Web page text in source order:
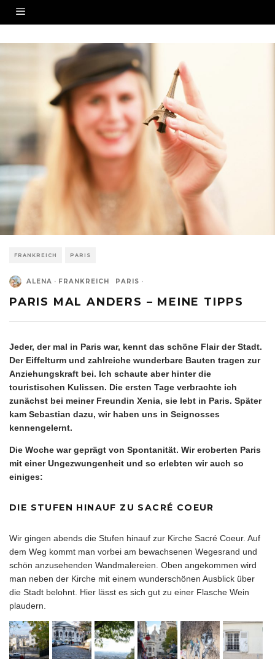
FRANKREICH PARIS
ALENA · FRANKREICH PARIS ·
PARIS MAL ANDERS – MEINE TIPPS
Jeder, der mal in Paris war, kennt das schöne Flair der Stadt.
Der Eiffelturm und zahlreiche wunderbare Bauten tragen zur
Anziehungskraft bei. Ich schaute aber hinter die
touristischen Kulissen. Die ersten Tage verbrachte ich
zunächst bei meiner Freundin Xenia, sie lebt in Paris. Später
kam Sebastian dazu, wir haben uns in Seignosses
kennengelernt.
Die Woche war geprägt von Spontanität. Wir eroberten Paris
mit einer Ungezwungenheit und so erlebten wir auch so
einiges:
DIE STUFEN HINAUF ZU SACRÉ COEUR
Wir gingen abends die Stufen hinauf zur Kirche Sacré Coeur. Auf
dem Weg kommt man vorbei am bewachsenen Wegesrand und
schön anzusehenden Wandmalereien. Oben angekommen wird
man neben der Kirche mit einem wunderschönen Ausblick über
die Stadt belohnt. Hier lässt es sich gut zu einer Flasche Wein
plaudern.